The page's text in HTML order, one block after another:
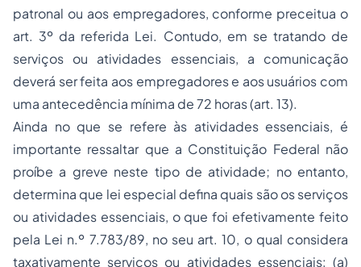
patronal ou aos empregadores, conforme preceitua o
art. 3º da referida Lei. Contudo, em se tratando de
serviços ou atividades essenciais, a comunicação
deverá ser feita aos empregadores e aos usuários com
uma antecedência mínima de 72 horas (art. 13).
Ainda no que se refere às atividades essenciais, é
importante ressaltar que a Constituição Federal não
proíbe a greve neste tipo de atividade; no entanto,
determina que lei especial defina quais são os serviços
ou atividades essenciais, o que foi efetivamente feito
pela Lei n.º 7.783/89, no seu art. 10, o qual considera
taxativamente serviços ou atividades essenciais: (a)